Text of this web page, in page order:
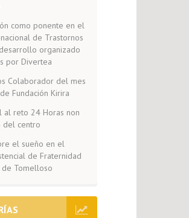
como ponente en el
de Trastornos
organizado
por Divertea
Colaborador del mes
Fundación Kirira
al reto 24 Horas non
del centro
el sueño en el
de Fraternidad
de Tomelloso